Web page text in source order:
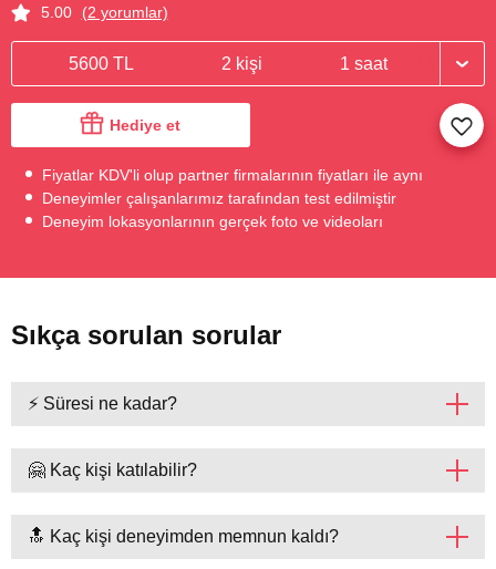
5.00 (2 yorumlar)
5600 TL 2 kişi 1 saat
Hediye et
Fiyatlar KDV'li olup partner firmalarının fiyatları ile aynı
Deneyimler çalışanlarımız tarafından test edilmiştir
Deneyim lokasyonlarının gerçek foto ve videoları
Sıkça sorulan sorular
⚡ Süresi ne kadar?
🤗 Kaç kişi katılabilir?
🔝 Kaç kişi deneyimden memnun kaldı?